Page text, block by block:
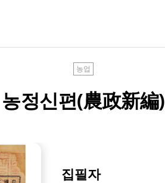
농업
농정신편(農政新編)
집필자